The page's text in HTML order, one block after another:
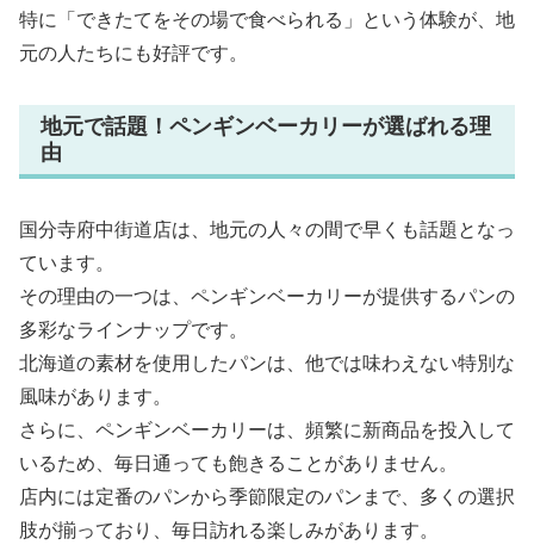
特に「できたてをその場で食べられる」という体験が、地
元の人たちにも好評です。
地元で話題！ペンギンベーカリーが選ばれる理
由
国分寺府中街道店は、地元の人々の間で早くも話題となっ
ています。
その理由の一つは、ペンギンベーカリーが提供するパンの
多彩なラインナップです。
北海道の素材を使用したパンは、他では味わえない特別な
風味があります。
さらに、ペンギンベーカリーは、頻繁に新商品を投入して
いるため、毎日通っても飽きることがありません。
店内には定番のパンから季節限定のパンまで、多くの選択
肢が揃っており、毎日訪れる楽しみがあります。